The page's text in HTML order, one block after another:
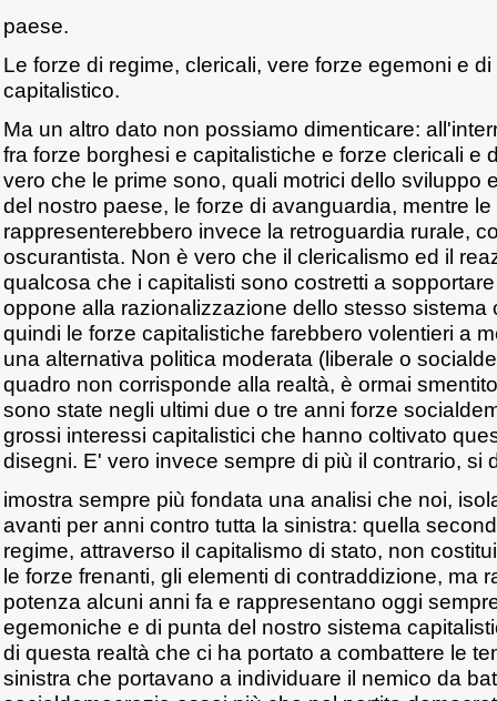
paese.
Le forze di regime, clericali, vere forze egemoni e
capitalistico.
Ma un altro dato non possiamo dimenticare:
fra forze borghesi e capitalistiche e forze clericali e
vero che le prime sono, quali motrici dello sviluppo
del nostro paese, le forze di avanguardia, mentre
rappresenterebbero invece la retroguardia rurale,
oscurantista. Non è vero che il clericalismo ed il
qualcosa che i capitalisti sono costretti a
oppone alla razionalizzazione dello stesso sistema
quindi le forze capitalistiche farebbero volentieri a
una alternativa politica moderata (liberale o
quadro non corrisponde alla realtà, è ormai
sono state negli ultimi due o tre anni forze
grossi interessi capitalistici che hanno coltivato
disegni. E' vero invece sempre di più il contrario, si
imostra sempre più fondata una analisi che noi,
avanti per anni contro tutta la sinistra: quella
regime, attraverso il capitalismo di stato, non
le forze frenanti, gli elementi di contraddizione, ma
potenza alcuni anni fa e rappresentano oggi
egemoniche e di punta del nostro sistema
di questa realtà che ci ha portato a combattere le
sinistra che portavano a individuare il nemico da